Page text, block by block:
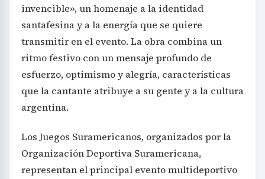
invencible», un homenaje a la identidad
santafesina y a la energía que se quiere
transmitir en el evento. La obra combina un
ritmo festivo con un mensaje profundo de
esfuerzo, optimismo y alegría, características
que la cantante atribuye a su gente y a la cultura
argentina.
Los Juegos Suramericanos, organizados por la
Organización Deportiva Suramericana,
representan el principal evento multideportivo